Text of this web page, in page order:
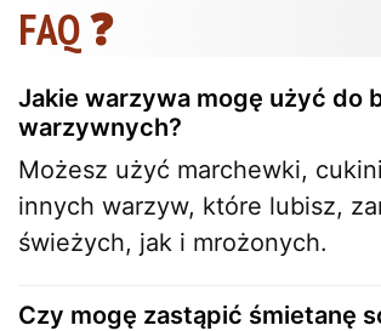
FAQ ❓
Jakie warzywa mogę użyć do
warzywnych?
Możesz użyć marchewki,
innych warzyw, które lubisz,
świeżych, jak i mrożonych.
Czy mogę zastąpić śmietanę